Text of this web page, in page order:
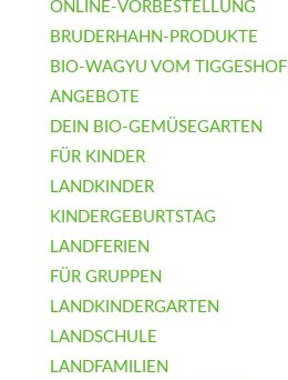
ONLINE-VORBESTELLUNG
BRUDERHAHN-PRODUKTE
BIO-WAGYU VOM TIGGESHOF
ANGEBOTE
DEIN BIO-GEMÜSEGARTEN
FÜR KINDER
LANDKINDER
KINDERGEBURTSTAG
LANDFERIEN
FÜR GRUPPEN
LANDKINDERGARTEN
LANDSCHULE
LANDFAMILIEN